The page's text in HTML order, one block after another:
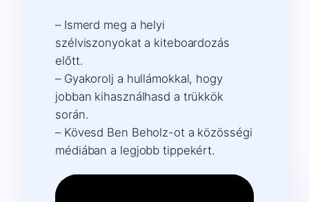
– Ismerd meg a helyi
szélviszonyokat a kiteboardozás
előtt.
– Gyakorolj a hullámokkal, hogy
jobban kihasználhasd a trükkök
során.
– Kövesd Ben Beholz-ot a közösségi
médiában a legjobb tippekért.